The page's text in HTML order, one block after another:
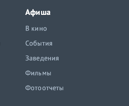
Афиша
В кино
События
Заведения
Фильмы
Фотоотчеты